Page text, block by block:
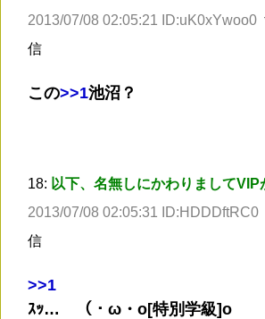
2013/07/08 02:05:21 ID:uK0xYwoo0
信
この>>1池沼？
18: 以下、名無しにかわりまして
2013/07/08 02:05:31 ID:HDDDftRC0
信
>>1
ｽｯ… （・ω・o[特別学級]o